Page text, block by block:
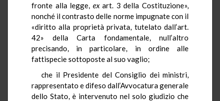
fronte alla legge, exart. 3 della Costituzione»,
nonché il contrasto delle norme impugnate con il
«diritto alla proprietà privata, tutelato dall’art.
42» della Carta fondamentale, null’altro
precisando, in particolare, in ordine alle
fattispecie sottoposte al suo vaglio;
che il Presidente del Consiglio dei ministri,
rappresentato e difeso dall’Avvocatura generale
dello Stato, è intervenuto nel solo giudizio che